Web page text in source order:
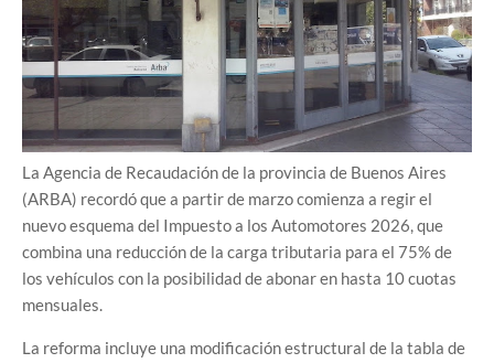
La Agencia de Recaudación de la provincia de Buenos Aires
(ARBA) recordó que a partir de marzo comienza a regir el
nuevo esquema del Impuesto a los Automotores 2026, que
combina una reducción de la carga tributaria para el 75% de
los vehículos con la posibilidad de abonar en hasta 10 cuotas
mensuales.
La reforma incluye una modificación estructural de la tabla de